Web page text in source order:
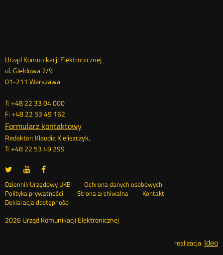
Dane
kontaktowe
Urząd Komunikacji Elektronicznej
ul. Giełdowa 7/9
01-211 Warszawa
T: +48 22 33 04 000
F: +48 22 53 49 162
Formularz kontaktowy
Redaktor: Klaudia Kieliszczyk,
T: +48 22 53 49 299
UKE
portalu
Twitter
Otwórz
nowym
oknie
UKE
portalu
Youtube
Otwórz
nowym
oknie
portalu
Facebook
nowym
oknie
Stopka
menu
Dziennik Urzędowy UKE Otwórz
Ochrona danych osobowych
Polityka prywatności
Otwórz
w
oknie
Strona archiwalna
Kontakt
Deklaracja dostępności
2026 Urząd Komunikacji Elektronicznej
realizacja: Ideo